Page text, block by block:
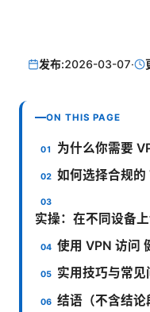
发布:2026-03-07·
ON THIS PAGE
为什么你需要
如何选择合规的
实操：在不同设备
使用 VPN 访问
实用技巧与常见
结语（不含结论